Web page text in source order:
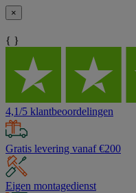
×
{ }
4,1/5 klantbeoordelingen
Gratis levering vanaf €200
Eigen montagedienst